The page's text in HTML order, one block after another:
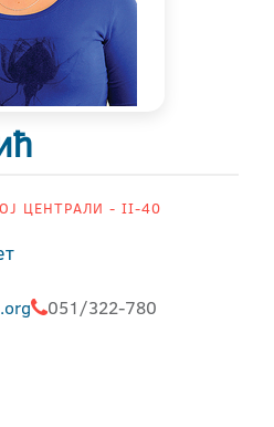
ЦЕНТРАЛИ - II-40
051/322-780